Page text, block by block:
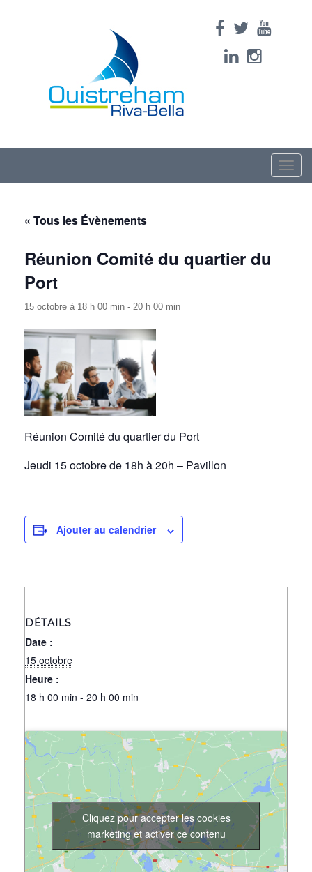
Toggle
« Tous les Évènements
Réunion Comité du quartier du
Port
15 octobre à 18 h 00 min - 20 h 00 min
Réunion Comité du quartier du Port
Jeudi 15 octobre de 18h à 20h – Pavillon
Ajouter au calendrier
DÉTAILS
Date :
15 octobre
Heure :
18 h 00 min - 20 h 00 min
Cliquez pour accepter les cookies
marketing et activer ce contenu